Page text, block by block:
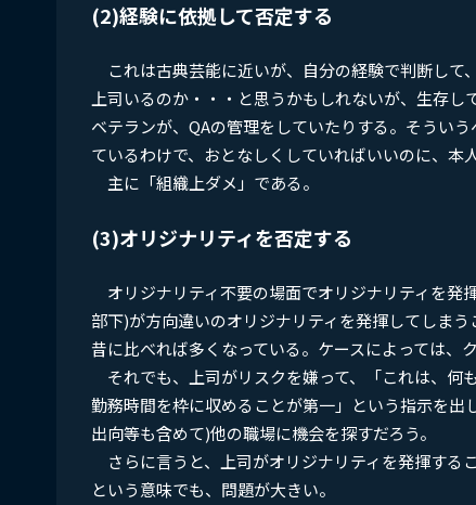
(2)経験に依拠して否定する
これは古典芸能に近いが、自分の経験で判断して
上司いるのか・・・と思うかもしれないが、生存
ベテランが、QAの管理をしていたりする。そうい
ているわけで、おとなしくしていればいいのに、本
主に「組織上ダメ」である。
(3)オリジナリティを否定する
オリジナリティ不要の場面でオリジナリティを発
部下)が方向違いのオリジナリティを発揮してしま
昔に比べれば多くなっている。ケースによっては、
それでも、上司がリスクを嫌って、「これは、何
勤務時間を枠に収めることが第一」という指示を
出向等も含めて)他の職場に機会を探すだろう。
さらに言うと、上司がオリジナリティを発揮する
という意味でも、問題が大きい。